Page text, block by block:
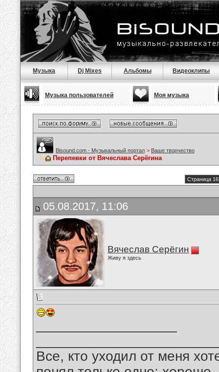
Музыка Dj Mixes Альбомы Видеоклипы
Музыка пользователей Моя музыка
Bisound.com - Музыкальный портал > Ваше творчество
Перепевки от Вячеслава Серёгина
Страница
05.08.2017, 11:06
Вячеслав Серёгин
Живу я здесь
Все, кто уходил от меня